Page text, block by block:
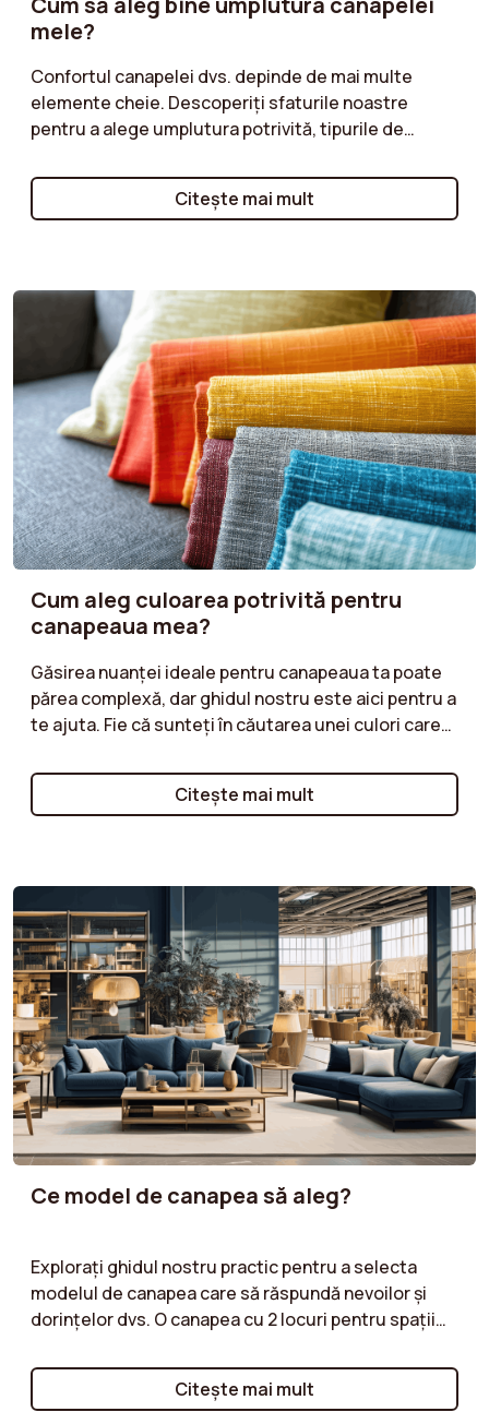
mele?
Confortul canapelei dvs. depinde de mai multe
elemente cheie. Descoperiți sfaturile noastre
pentru a alege umplutura potrivită, tipurile de
nevoile dvs. Preferați o ședere mai moale sau mai
fermă? Bucurați-vă de un confort optim cu o
Citeşte mai mult
Cum aleg culoarea potrivită pentru
canapeaua mea?
Găsirea nuanței ideale pentru canapeaua ta poate
părea complexă, dar ghidul nostru este aici pentru a
te ajuta. Fie că sunteți în căutarea unei culori care
mai îndrăzneață care să vă energizeze camera de zi,
descoperă sfaturile noastre pentru a-ți armoniza
modern, sau nuanțe naturale pentru o atmosferă
caldă: urmați recomandările noastre pentru o
alegere de culoare care vă va pune în valoare spațiul
în timp ce vă reflectă personalitatea.
Citeşte mai mult
Ce model de canapea să aleg?
Explorați ghidul nostru practic pentru a selecta
modelul de canapea care să răspundă nevoilor și
dorințelor dvs. O canapea cu 2 locuri pentru spații
o canapea modulară pentru flexibilitate maximă: vă
ajutăm să înțelegeți avantajele fiecărui tip de
Citeşte mai mult